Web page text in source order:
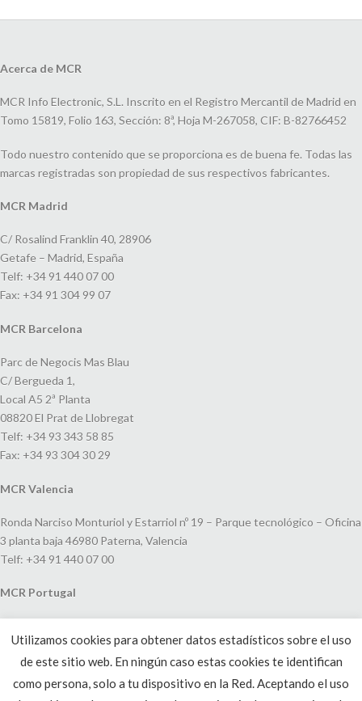
Acerca de MCR
MCR Info Electronic, S.L. Inscrito en el Registro Mercantil de Madrid en
Tomo 15819, Folio 163, Sección: 8ª, Hoja M-267058, CIF: B-82766452
Todo nuestro contenido que se proporciona es de buena fe. Todas las
marcas registradas son propiedad de sus respectivos fabricantes.
MCR Madrid
C/ Rosalind Franklin 40, 28906
Getafe – Madrid, España
Telf: +34 91 440 07 00
Fax: +34 91 304 99 07
MCR Barcelona
Parc de Negocis Mas Blau
C/ Bergueda 1,
Local A5 2ª Planta
08820 El Prat de Llobregat
Telf: +34 93 343 58 85
Fax: +34 93 304 30 29
MCR Valencia
Ronda Narciso Monturiol y Estarriol nº 19 – Parque tecnológico – Oficina
3 planta baja 46980 Paterna, Valencia
Telf: +34 91 440 07 00
MCR Portugal
João V, 24
1250-091 Lisboa, Portugal
Telf: +351 220 993 033
Utilizamos cookies para obtener datos estadísticos sobre el uso
de este sitio web. En ningún caso estas cookies te identifican
como persona, solo a tu dispositivo en la Red. Aceptando el uso